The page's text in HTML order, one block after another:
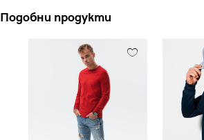
Подобни продукти